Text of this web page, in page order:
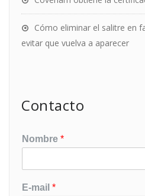
Cómo eliminar el salitre en
evitar que vuelva a aparecer
Contacto
Nombre *
E-mail *